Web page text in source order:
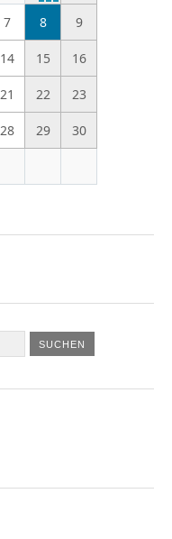
7 8 9
14 15 16
21 22 23
28 29 30